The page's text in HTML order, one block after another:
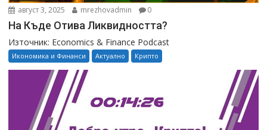
август 3, 2025 mrezhovadmin 0
На Къде Отива Ликвидността?
Източник: Economics & Finance Podcast
Икономика и Финанси Актуално Крипто